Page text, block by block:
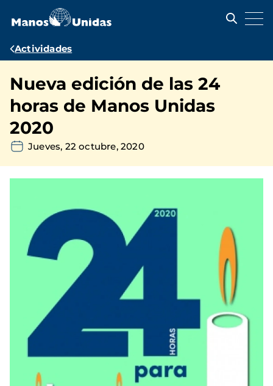
contenido
Ruta
navegación
Actividades
Nueva edición de las 24
horas de Manos Unidas
2020
Jueves, 22 octubre, 2020